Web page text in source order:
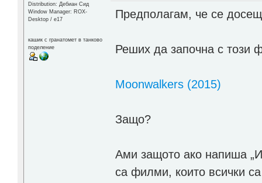
Distribution: Дебиан Сид
Window Manager: ROX-
Desktop / е17
кашик с гранатомет в танково
поделение
Предполагам, че се
Реших да започна с този
Moonwalkers (2015)
Защо?
Ами защото ако напиша
са филми, които всички